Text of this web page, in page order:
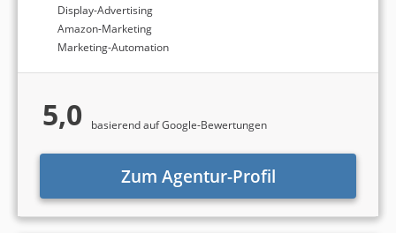
Display-Advertising
Amazon-Marketing
Marketing-Automation
5,0 basierend auf Google-Bewertungen
Zum Agentur-Profil